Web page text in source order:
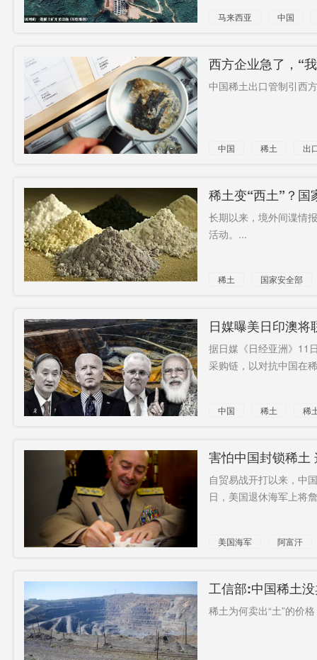
马来西亚 中国
西方企业急了，“
中国稀土出口管制引西
中国 稀土 出
稀土变“西土”？
长期以来，境外间谍情
活动。...
稀土 国家安全部
日媒曝美日印澳
位
据日媒《日经亚洲》11
采购链，以对抗中国在
中国 稀土 稀
害怕中国封锁稀土
自贸易战开打以来，中
日，美国退休海军上将
美国海军 阿富汗
工信部:中国稀土
稀土为何卖出“土”的价